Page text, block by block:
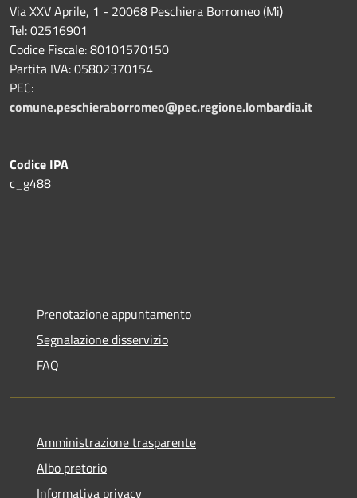
Via XXV Aprile, 1 - 20068 Peschiera Borromeo (Mi)
Tel: 02516901
Codice Fiscale: 80101570150
Partita IVA: 05802370154
PEC:
comune.peschieraborromeo@pec.regione.lombardia.it
Codice IPA
c_g488
Prenotazione appuntamento
Segnalazione disservizio
FAQ
Amministrazione trasparente
Albo pretorio
Informativa privacy